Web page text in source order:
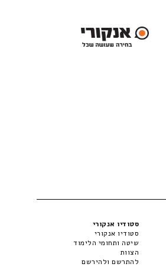
סטודיו אנקורי
סטודיו אנקורי
שיטה ותחומי הלימוד
הצוות
להתרשם ולהירשם